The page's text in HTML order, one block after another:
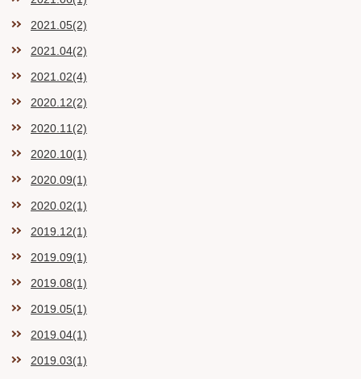
2021.05(2)
2021.04(2)
2021.02(4)
2020.12(2)
2020.11(2)
2020.10(1)
2020.09(1)
2020.02(1)
2019.12(1)
2019.09(1)
2019.08(1)
2019.05(1)
2019.04(1)
2019.03(1)